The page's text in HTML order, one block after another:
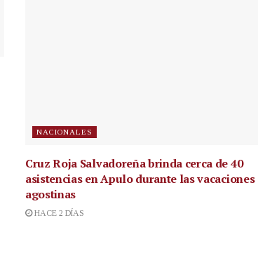
NACIONALES
Cruz Roja Salvadoreña brinda cerca de 40
asistencias en Apulo durante las vacaciones
agostinas
HACE 2 DÍAS